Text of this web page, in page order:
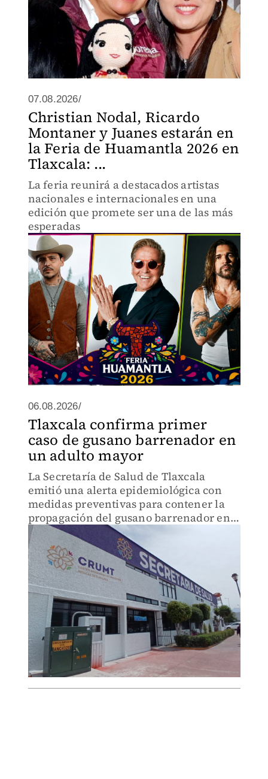
07.08.2026/
Christian Nodal, Ricardo
Montaner y Juanes estarán en
la Feria de Huamantla 2026 en
Tlaxcala: ...
La feria reunirá a destacados artistas
nacionales e internacionales en una
edición que promete ser una de las más
esperadas
06.08.2026/
Tlaxcala confirma primer
caso de gusano barrenador en
un adulto mayor
La Secretaría de Salud de Tlaxcala
emitió una alerta epidemiológica con
medidas preventivas para contener la
propagación del gusano barrenador en
humanos.